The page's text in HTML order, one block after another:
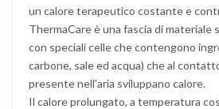
un calore terapeutico costante e
ThermaCare è una fascia di
con speciali celle che contengono
carbone, sale ed acqua) che al
presente nell'aria sviluppano calore.
Il calore prolungato, a temperatura